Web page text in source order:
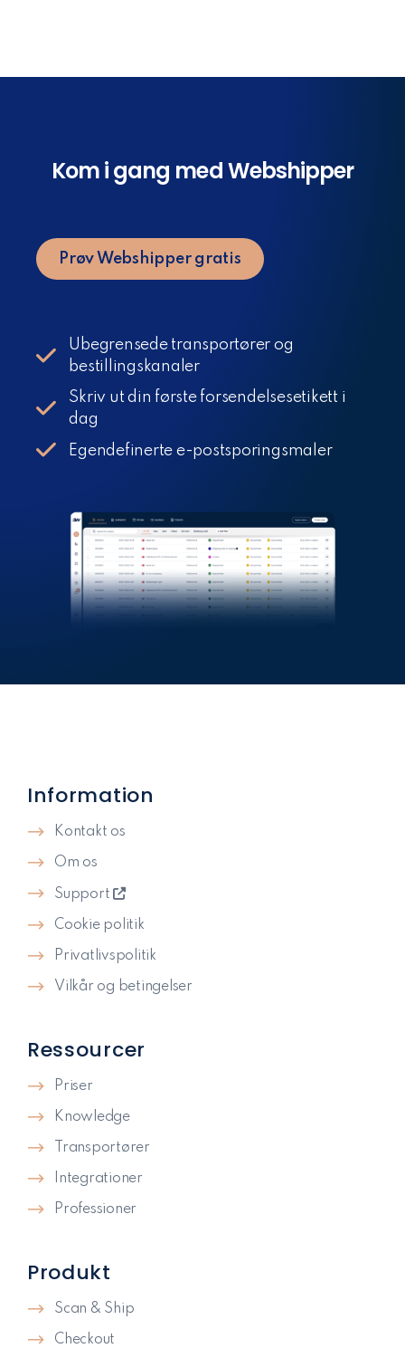
Kom i gang med Webshipper
Prøv Webshipper gratis
Ubegrensede transportører og
bestillingskanaler
Skriv ut din første forsendelsesetikett i
dag
Egendefinerte e-postsporingsmaler
Produkt
Scan & Ship
Checkout
Ressourcer
Priser
Knowledge
Transportører
Integrationer
Professioner
Information
Kontakt os
Om os
Support
Cookie politik
Privatlivspolitik​
Vilkår og betingelser